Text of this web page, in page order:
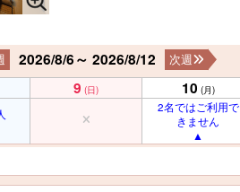
2026/8/6～ 2026/8/12 次週
9 (日) 10 (月)
2名ではご利用で
きません